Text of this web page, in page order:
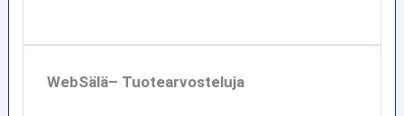
WebSälä– Tuotearvosteluja